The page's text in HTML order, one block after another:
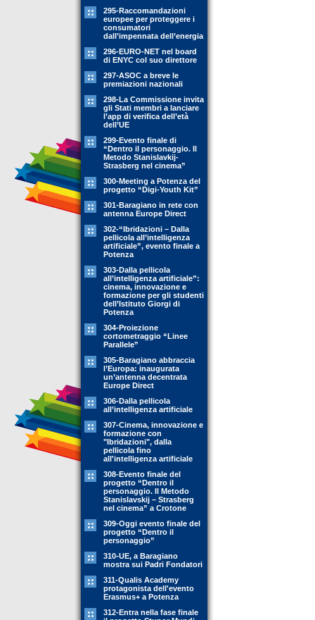
295-Raccomandazioni
europee per proteggere i
consumatori
dall’impennata dell’energia
296-EURO-NET nel board
di ENYC col suo direttore
297-ASOC a breve le
premiazioni nazionali
298-La Commissione invita
gli Stati membri a lanciare
l’app di verifica dell’età
dell’UE
299-Evento finale di
“Dentro il personaggio. Il
Metodo Stanislavkij-
Strasberg nel cinema”
300-Meeting a Potenza del
progetto “Digi-Youth Kit”
301-Baragiano in rete con
antenna Europe Direct
302-“Ibridazioni – Dalla
pellicola all’intelligenza
artificiale”, evento finale a
Potenza
303-Dalla pellicola
all’intelligenza artificiale”:
cinema, innovazione e
formazione per gli studenti
dell’Istituto Giorgi di
Potenza
304-Proiezione
cortometraggio “Linee
Parallele”
305-Baragiano abbraccia
l’Europa: inaugurata
un’antenna decentrata
Europe Direct
306-Dalla pellicola
all’intelligenza artificiale
307-Cinema, innovazione e
formazione con
"Ibridazioni", dalla
pellicola fino
all'intelligenza artificiale
308-Evento finale del
progetto “Dentro il
personaggio. Il Metodo
Stanislavskij – Strasberg
nel cinema” a Crotone
309-Oggi evento finale del
progetto “Dentro il
personaggio”
310-UE, a Baragiano
mostra sui Padri Fondatori
311-Qualis Academy
protagonista dell'evento
Erasmus+ a Potenza
312-Entra nella fase finale